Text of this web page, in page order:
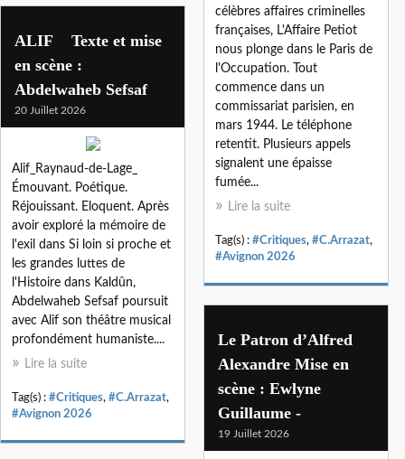
célèbres affaires criminelles
françaises, L'Affaire Petiot
nous plonge dans le Paris de
l'Occupation. Tout
commence dans un
commissariat parisien, en
mars 1944. Le téléphone
retentit. Plusieurs appels
signalent une épaisse
fumée...
Lire la suite
Tag(s) : #Critiques, #C.Arrazat,
#Avignon 2026
ALIF Texte et mise
en scène :
Abdelwaheb Sefsaf
20 Juillet 2026
Alif_Raynaud-de-Lage_
Émouvant. Poétique.
Réjouissant. Eloquent. Après
avoir exploré la mémoire de
l'exil dans Si loin si proche et
les grandes luttes de
l'Histoire dans Kaldûn,
Abdelwaheb Sefsaf poursuit
avec Alif son théâtre musical
profondément humaniste....
Lire la suite
Tag(s) : #Critiques, #C.Arrazat,
#Avignon 2026
Le Patron d’Alfred
Alexandre Mise en
scène : Ewlyne
Guillaume -
19 Juillet 2026